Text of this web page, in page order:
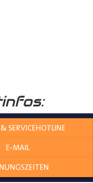
die Umwelt schützt,
perfekt
eine
& SERVICEHOTLINE
E-MAIL